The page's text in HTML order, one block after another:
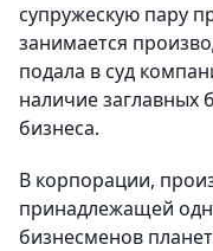
супружескую пару
занимается
подала в суд
наличие заглавных
бизнеса.
В корпорации,
принадлежащей
бизнесменов